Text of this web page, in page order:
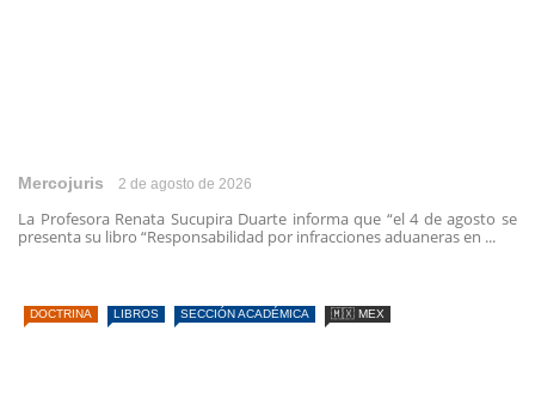
Mercojuris 2 de agosto de 2026
La Profesora Renata Sucupira Duarte informa que “el 4 de agosto se
presenta su libro “Responsabilidad por infracciones aduaneras en ...
DOCTRINA LIBROS SECCIÓN ACADÉMICA 🇲🇽 MEX